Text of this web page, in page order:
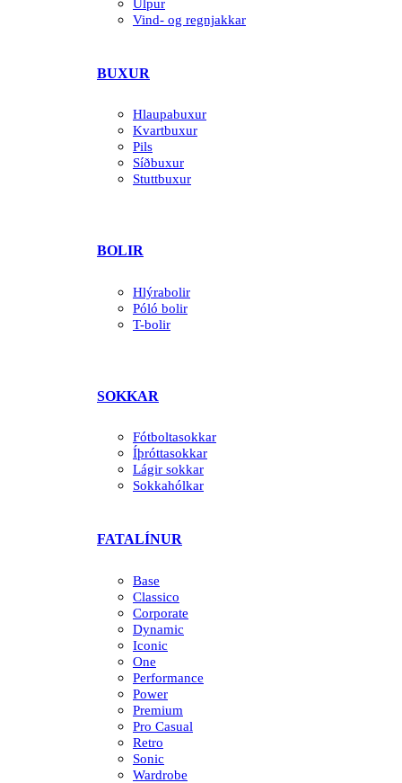
Úlpur
Vind- og regnjakkar
BUXUR
Hlaupabuxur
Kvartbuxur
Pils
Síðbuxur
Stuttbuxur
BOLIR
Hlýrabolir
Póló bolir
T-bolir
SOKKAR
Fótboltasokkar
Íþróttasokkar
Lágir sokkar
Sokkahólkar
FATALÍNUR
Base
Classico
Corporate
Dynamic
Iconic
One
Performance
Power
Premium
Pro Casual
Retro
Sonic
Wardrobe